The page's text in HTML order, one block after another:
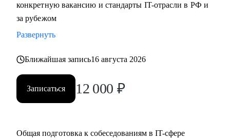
конкретную вакансию и стандарты IT-отрасли в РФ и
за рубежом
Развернуть
Ближайшая запись16 августа 2026
Записаться 12 000 ₽
Общая подготовка к собеседованиям в IT-сфере